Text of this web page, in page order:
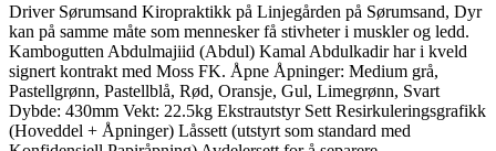
Driver Sørumsand Kiropraktikk på Linjegården på Sørumsand, Dyr
kan på samme måte som mennesker få stivheter i muskler og ledd.
Kambogutten Abdulmajiid (Abdul) Kamal Abdulkadir har i kveld
signert kontrakt med Moss FK. Åpne Åpninger: Medium grå,
Pastellgrønn, Pastellblå, Rød, Oransje, Gul, Limegrønn, Svart
Dybde: 430mm Vekt: 22.5kg Ekstrautstyr Sett Resirkuleringsgrafikk
(Hoveddel + Åpninger) Låssett (utstyrt som standard med